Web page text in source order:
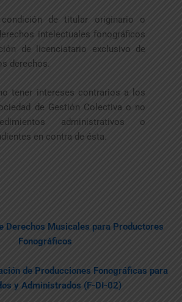
de titular originario o
intelectuales fonográficos
de licenciatario exclusivo de
derechos.
tener intereses contrarios a los
de Gestión Colectiva o no
administrativos o
en contra de ésta.
Derechos Musicales para Productores
Fonográficos
de Producciones Fonográficas para
y Administrados (F-DI-02)